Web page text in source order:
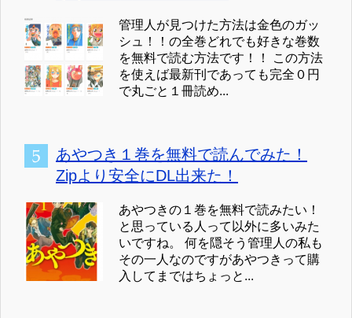
管理人が見つけた方法は金色のガッ
シュ！！の全巻どれでも好きな巻数
を無料で読む方法です！！ この方法
を使えば最新刊であっても完全０円
で丸ごと１冊読め...
あやつき１巻を無料で読んでみた！
Zipより安全にDL出来た！
あやつきの１巻を無料で読みたい！
と思っている人って以外に多いみた
いですね。 何を隠そう管理人の私も
その一人なのですがあやつきって購
入してまではちょっと...